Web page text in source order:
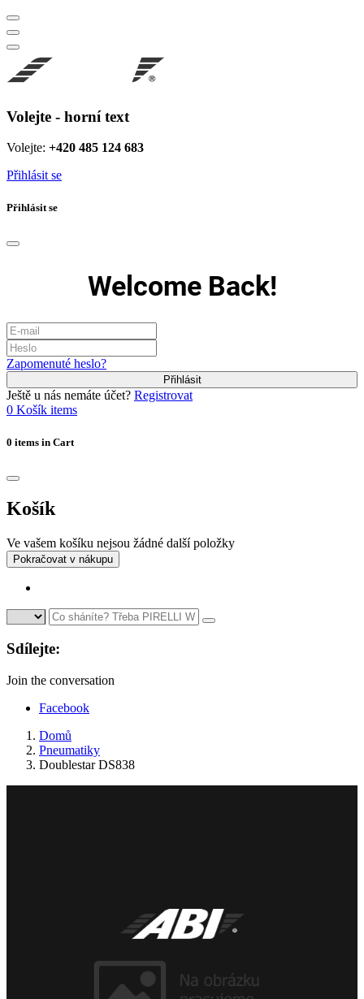
Volejte - horní text
Volejte: +420 485 124 683
Přihlásit se
Přihlásit se
Welcome Back!
Zapomenuté heslo?
Přihlásit
Ještě u nás nemáte účet? Registrovat
0 Košík items
0 items in Cart
Košík
Ve vašem košíku nejsou žádné další položky
Pokračovat v nákupu
Sdílejte:
Join the conversation
Facebook
Domů
Pneumatiky
Doublestar DS838